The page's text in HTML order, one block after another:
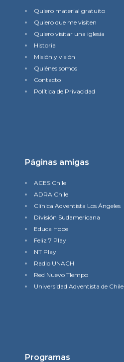
Quiero material gratuito
Quiero que me visiten
Quiero visitar una iglesia
Historia
Misión y visión
Quiénes somos
Contacto
Política de Privacidad
Páginas amigas
ACES Chile
ADRA Chile
Clínica Adventista Los Ángeles
División Sudamericana
Educa Hope
Feliz 7 Play
NT Play
Radio UNACH
Red Nuevo TIempo
Universidad Adventista de Chile
Programas